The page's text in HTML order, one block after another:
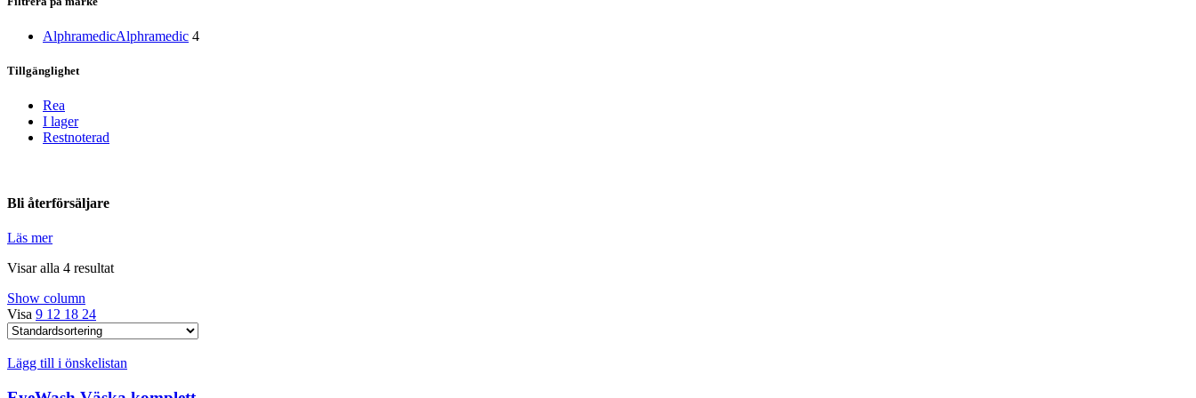
AlphramedicAlphramedic 4
Tillgänglighet
Rea
I lager
Restnoterad
Bli återförsäljare
Läs mer
Visar alla 4 resultat
Show column
Visa 9 12 18 24
Lägg till i önskelistan